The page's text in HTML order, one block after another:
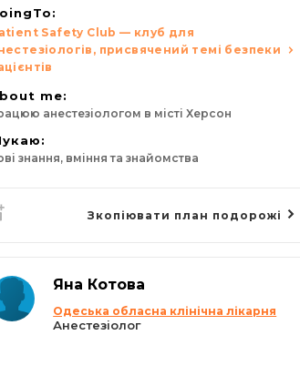
Safety Club — клуб для
присвячений темі безпеки
me:
анестезіологом в місті Херсон
знання, вміння та знайомства
Зкопіювати план подорожі
Яна Котова
Одеська обласна клінічна лікарня
Анестезіолог